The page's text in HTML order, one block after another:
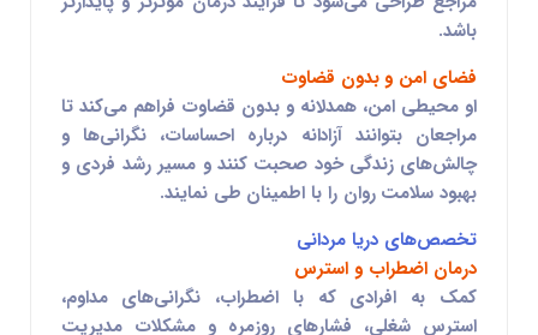
باشد.
فضای امن و بدون قضاوت
او محیطی امن، همدلانه و بدون قضاوت فراهم می‌کند تا
مراجعان بتوانند آزادانه درباره احساسات، نگرانی‌ها و
چالش‌های زندگی خود صحبت کنند و مسیر رشد فردی و
بهبود سلامت روان را با اطمینان طی نمایند.
تخصص‌های دریا مردانی
درمان اضطراب و استرس
کمک به افرادی که با اضطراب، نگرانی‌های مداوم،
استرس شغلی، فشارهای روزمره و مشکلات مدیریت